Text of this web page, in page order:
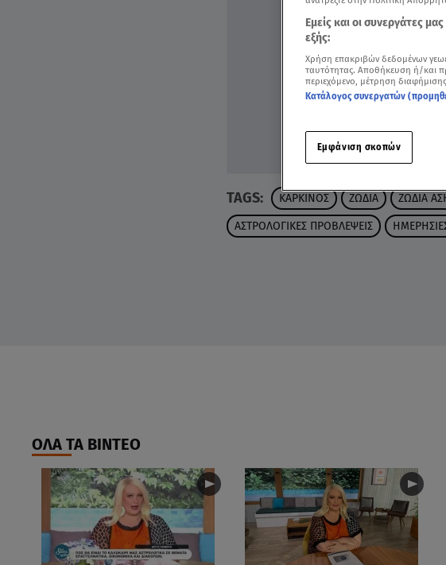
TAGS: ΚΑΡΚΙΝΟΣ ΖΩΔΙΑ ΖΩΔΙΑ
ΑΣΤΡΟΛΟΓΙΚΕΣ ΠΡΟΒΛΕΨΕΙΣ
ΟΛΑ ΤΑ ΒΙΝΤΕΟ
Εμείς και οι συνεργάτες
εξής:
Χρήση επακριβών δεδομένων
ταυτότητας. Αποθήκευση ή/και
περιεχόμενο, μέτρηση
Κατάλογος συνεργατών
Εμφάνιση σκοπών